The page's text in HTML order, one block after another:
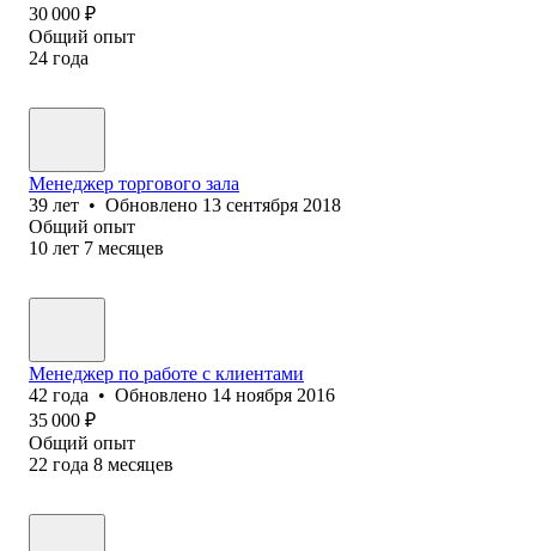
30 000 ₽
Общий опыт
24 года
Менеджер торгового зала
39 лет • Обновлено 13 сентября 2018
Общий опыт
10 лет 7 месяцев
Менеджер по работе с клиентами
42 года • Обновлено 14 ноября 2016
35 000 ₽
Общий опыт
22 года 8 месяцев